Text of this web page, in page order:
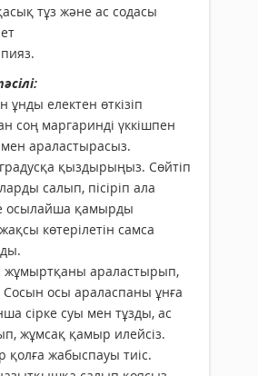
тұз және ас содасы
ұнды електен өткізіп
соң маргаринді үккішпен
араластырасыз.
қыздырыңыз. Сөйтіп
салып, пісіріп ала
осылайша қамырды
көтерілетін самса
жұмыртқаны араластырып,
Сосын осы араласпаны ұнға
сірке суы мен тұзды, ас
жұмсақ қамыр илейсіз.
жабыспауы тиіс.